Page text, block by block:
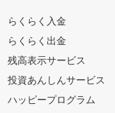
らくらく入金
らくらく出金
残高表示サービス
投資あんしんサービス
ハッピープログラム